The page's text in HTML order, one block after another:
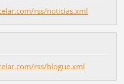
rss/noticias.xml
rss/blogue.xml